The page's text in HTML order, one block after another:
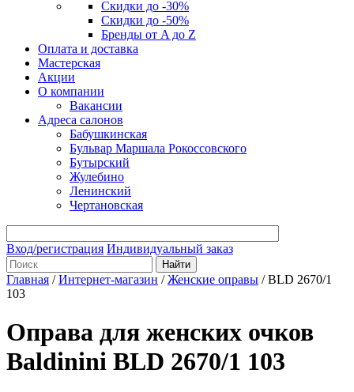
Скидки до -30%
Скидки до -50%
Бренды от A до Z
Оплата и доставка
Мастерская
Акции
О компании
Вакансии
Адреса салонов
Бабушкинская
Бульвар Маршала Рокоссовского
Бутырский
Жулебино
Ленинский
Чертановская
Вход/регистрация Индивидуальный заказ
Главная /Интернет-магазин /Женские оправы /BLD 2670/1
103
Оправа для женских очков
Baldinini BLD 2670/1 103